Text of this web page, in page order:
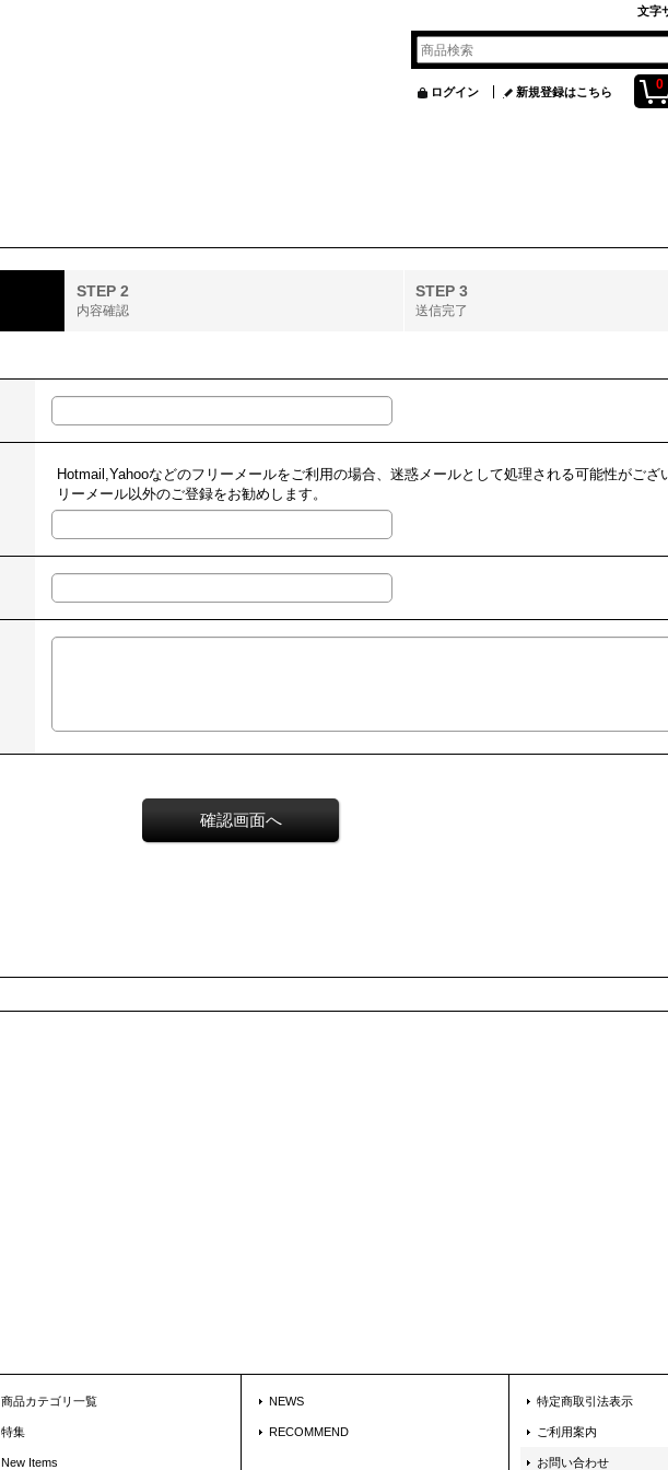
文字
0
ログイン 新規登録はこちら
STEP 2
内容確認
STEP 3
送信完了
Hotmail,Yahooなどのフリーメールをご利用の場合、迷惑メールとして処理される可能性がござ
リーメール以外のご登録をお勧めします。
商品カテゴリ一覧
特集
New Items
NEWS
RECOMMEND
特定商取引法表示
ご利用案内
お問い合わせ